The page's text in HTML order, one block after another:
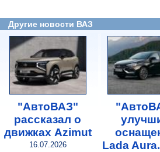
Другие новости ВАЗ
"АвтоВАЗ"
рассказал о
движках Azimut
16.07.2026
Lada